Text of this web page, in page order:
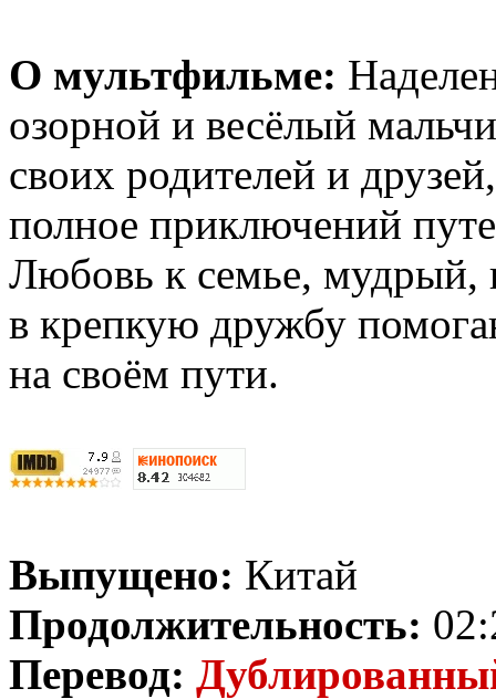
О мультфильме:
озорной и весёлый
своих родителей и
полное приключений
Любовь к семье, мудрый,
в крепкую дружбу
на своём пути.
Выпущено: Китай
Продолжительность:
Перевод: